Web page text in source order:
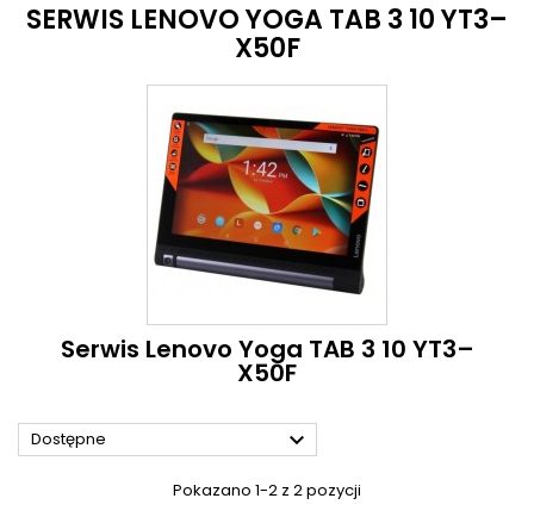
SERWIS LENOVO YOGA TAB 3 10 YT3–
X50F
Serwis Lenovo Yoga TAB 3 10 YT3–
X50F
Dostępne 
Pokazano 1-2 z 2 pozycji